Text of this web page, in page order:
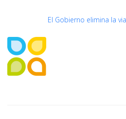
El Gobierno elimina la
ACERCA